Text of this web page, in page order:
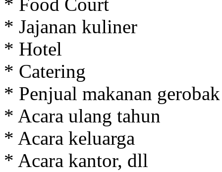
* Food Court
* Jajanan kuliner
* Hotel
* Catering
* Penjual makanan gerobak
* Acara ulang tahun
* Acara keluarga
* Acara kantor, dll